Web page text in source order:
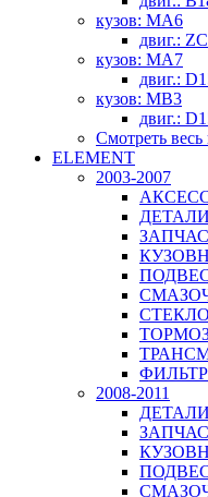
кузов: MA6
двиг.: ZC
кузов: MA7
двиг.:
кузов: MB3
двиг.:
Смотреть весь
ELEMENT
2003-2007
2008-2011